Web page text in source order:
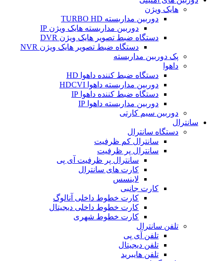
هایک ویژن
دوربین مداربسته TURBO HD
دوربین مداربسته هایک ویژن IP
دستگاه ضبط تصویر هایک ویژن DVR
دستگاه ضبط تصویر هایک ویژن NVR
پک دوربین مداربسته
داهوا
دستگاه ضبط کننده داهوا HD
دوربین مداربسته داهوا HDCVI
دستگاه ضبط کننده داهوا IP
دوربین مداربسته داهوا IP
دوربین سیم کارتی
سانترال
دستگاه سانترال
سانترال کم ظرفیت
سانترال پر ظرفیت
سانترال پر ظرفیت آی پی
کارت های سانترال
لاینسس
کارت جانبی
کارت خطوط داخلی آنالوگ
کارت خطوط داخلی دیجیتال
کارت خطوط شهری
تلفن سانترال
تلفن آی پی
تلفن دیجیتال
تلفن هایبرید